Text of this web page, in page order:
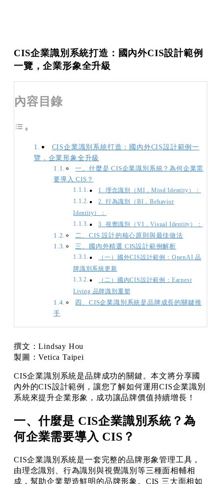
CIS企業識別系統打造：國內外CIS設計範例
一覽，企業形象全升級
內容目錄
CIS企業識別系統打造：國內外CIS設計範例一
覽，企業形象全升級
一、什麼是 CIS企業識別系統？為何企業需
要導入 CIS？
1. 理念識別（MI，Mind Identity）：
2. 行為識別（BI，Behavior
Identity）：
3. 視覺識別（VI，Visual Identity）：
二、CIS 設計的核心原則與最佳做法
三、國內外精選 CIS設計範例解析
（一）國外CIS設計範例：OpenAI 品
牌識別系統更新
（二）國內CIS設計範例：Earnest
Living 品牌識別重塑
四、CIS企業識別系統是品牌成長的關鍵推
手
撰文：Lindsay Hou
製圖：Vetica Taipei
CIS企業識別系統是品牌成功的關鍵。本文將分享國
內外的CIS設計範例，讓您了解如何運用CIS企業識別
系統來提升企業形象，成功讓品牌價值持續增長！
一、什麼是 CIS企業識別系統？為
何企業需要導入 CIS？
CIS企業識別系統是一套完整的品牌形象管理工具，
由理念識別、行為識別與視覺識別等三種面相輔相
成，幫助企業塑造鮮明的品牌形象。CIS 三大面相如